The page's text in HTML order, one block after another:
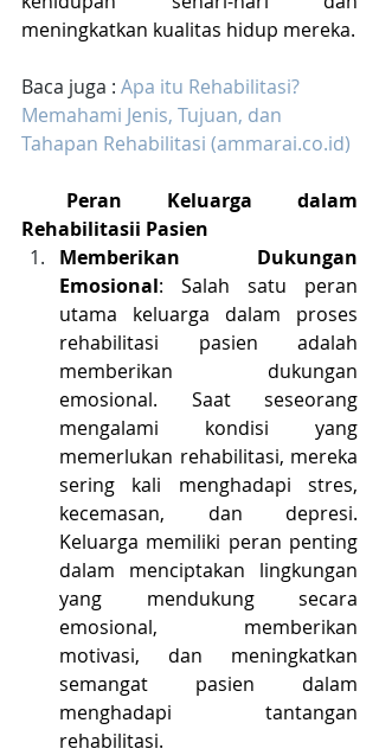
meningkatkan kualitas hidup mereka.
Baca juga : Apa itu Rehabilitasi?
Memahami Jenis, Tujuan, dan
Tahapan Rehabilitasi (ammarai.co.id)
Peran Keluarga dalam
Rehabilitasii Pasien
Memberikan Dukungan
Emosional: Salah satu peran
utama keluarga dalam proses
rehabilitasi pasien adalah
memberikan dukungan
emosional. Saat seseorang
mengalami kondisi yang
memerlukan rehabilitasi, mereka
sering kali menghadapi stres,
kecemasan, dan depresi.
Keluarga memiliki peran penting
dalam menciptakan lingkungan
yang mendukung secara
emosional, memberikan
motivasi, dan meningkatkan
semangat pasien dalam
menghadapi tantangan
rehabilitasi.